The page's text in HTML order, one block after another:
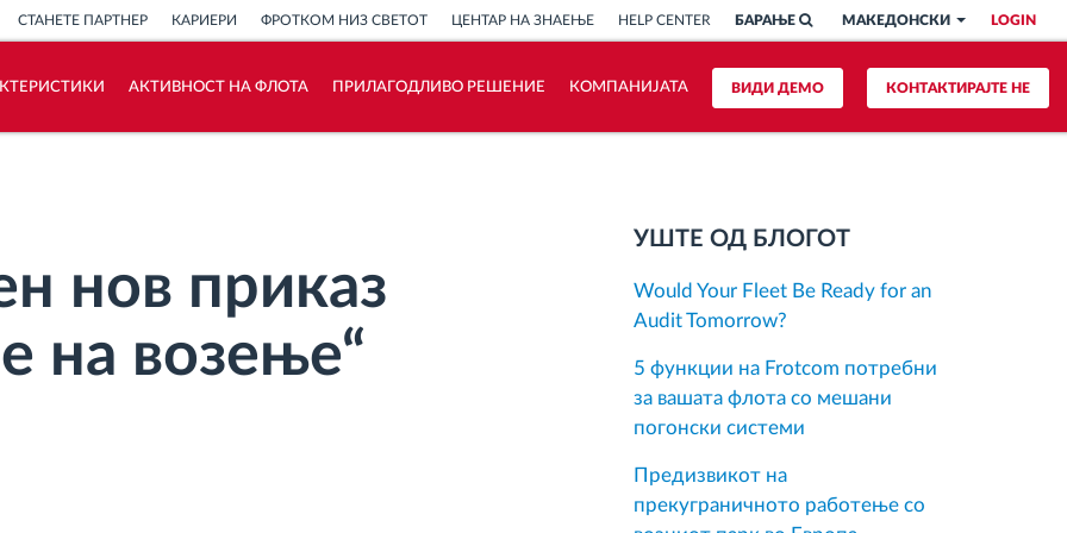
LOGIN
МАКЕДОНСКИ
БАРАЊЕ
СТАНЕТЕ ПАРТНЕР КАРИЕРИ ФРОТКОМ НИЗ СВЕТОТ ЦЕНТАР НА ЗНАЕЊЕ HELP CENTER
КОНТАКТИРАЈТЕ НЕ
ВИДИ ДЕМО
АКТИВНОСТ НА ФЛОТА ПРИЛАГОДЛИВО РЕШЕНИЕ КОМПАНИЈАТА
нов приказ
на возење“
УШТЕ ОД БЛОГОТ
Would Your Fleet Be Ready for an
Audit Tomorrow?
5 функции на Frotcom потребни
за вашата флота со мешани
погонски системи
Предизвикот на
прекуграничното работење со